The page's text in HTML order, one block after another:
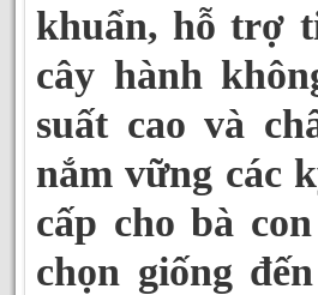
khuẩn, hỗ trợ
cây hành
suất cao và
nắm vững các
cấp cho bà
chọn giống